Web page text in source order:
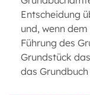
Entscheidung
und, wenn
Führung des
Grundstück
das